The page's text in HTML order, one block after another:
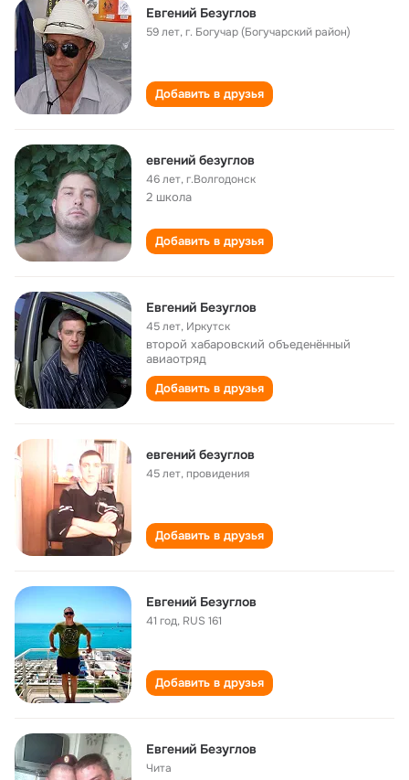
Евгений Безуглов
59 лет,г. Богучар (Богучарский район)
Добавить в друзья
евгений безуглов
46 лет,г.Волгодонск
2 школа
Добавить в друзья
Евгений Безуглов
45 лет, Иркутск
второй хабаровский объеденённый
авиаотряд
Добавить в друзья
евгений безуглов
45 лет,провидения
Добавить в друзья
Евгений Безуглов
41 год, RUS 161
Добавить в друзья
Евгений Безуглов
Чита